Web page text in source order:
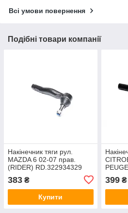
Всі умови повернення
Подібні товари компанії
Накінечник тяги рул.
MAZDA 6 02-07 прав.
(RIDER) RD.322934329
383 ₴
Купити
399₴